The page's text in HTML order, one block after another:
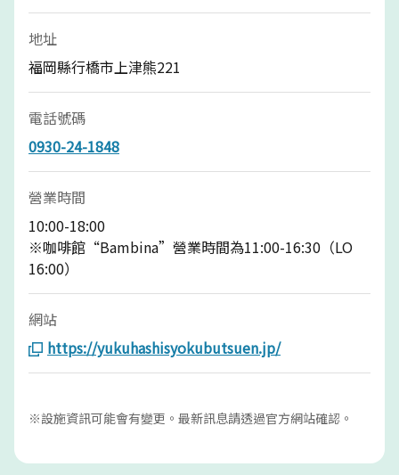
地址
福岡縣行橋市上津熊221
電話號碼
0930-24-1848
營業時間
10:00-18:00
※咖啡館“Bambina”營業時間為11:00-16:30（LO
16:00）
網站
https://yukuhashisyokubutsuen.jp/
※設施資訊可能會有變更。最新訊息請透過官方網站確認。